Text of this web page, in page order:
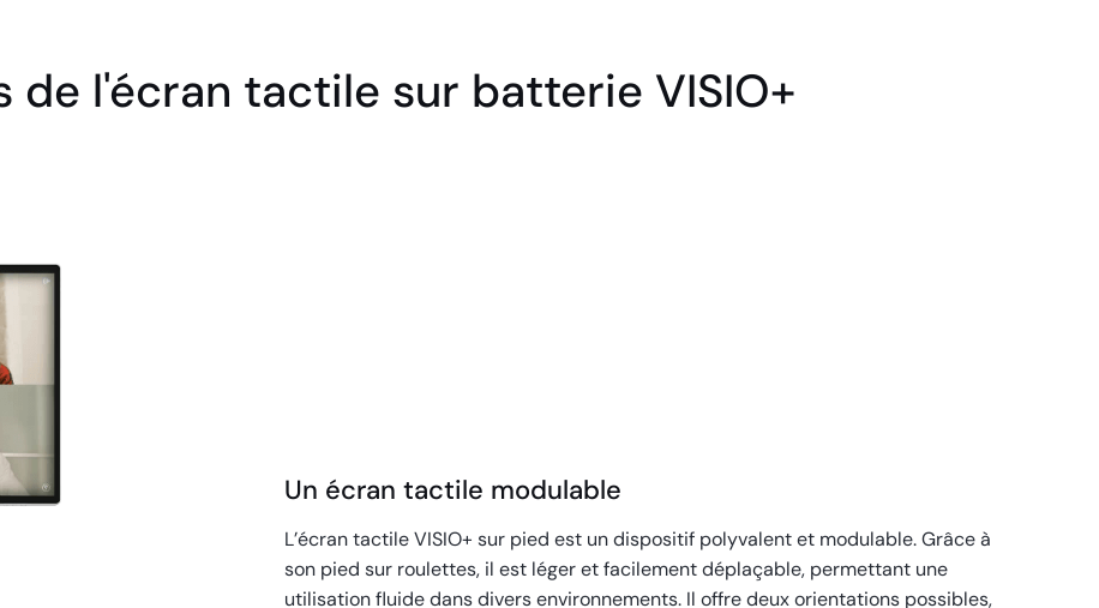
de l'écran tactile sur batterie VISIO+
Un écran tactile modulable
L’écran tactile VISIO+ sur pied est un dispositif polyvalent et modulable. Grâce à
son pied sur roulettes, il est léger et facilement déplaçable, permettant une
utilisation fluide dans divers environnements. Il offre deux orientations possibles,